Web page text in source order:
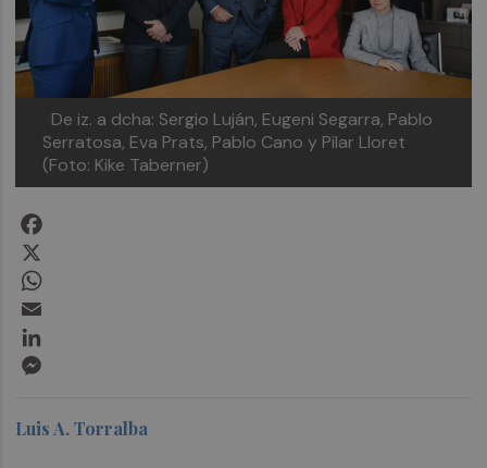
De iz. a dcha: Sergio Luján, Eugeni Segarra, Pablo
Serratosa, Eva Prats, Pablo Cano y Pilar Lloret
(Foto: Kike Taberner)
Luis A. Torralba